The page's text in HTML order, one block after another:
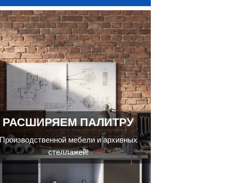
РАСШИРЯЕМ ПАЛИТРУ
Производственной мебели и архивных
стеллажей!